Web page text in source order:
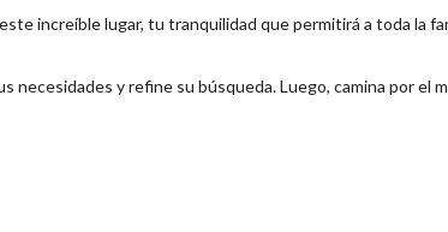
increíble lugar, tu tranquilidad que permitirá a toda la
necesidades y refine su búsqueda. Luego, camina por